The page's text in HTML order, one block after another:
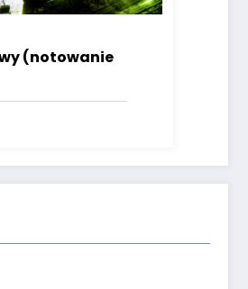
(notowanie